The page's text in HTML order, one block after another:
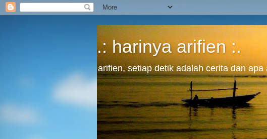
.: harinya arifien :.
arifien, setiap detik adalah cerita dan